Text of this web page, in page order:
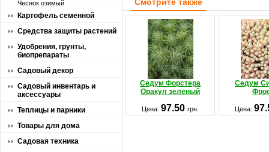
Чеснок озимый
Картофель семенной
Средства защиты растений
Удобрения, грунты,
биопрепараты
Садовый декор
Садовый инвентарь и
аксессуары
Теплицы и парники
Товары для дома
Садовая техника
Седум Форстера
Оракул зеленый
Седум
Цена: 97.50 грн. Цена: